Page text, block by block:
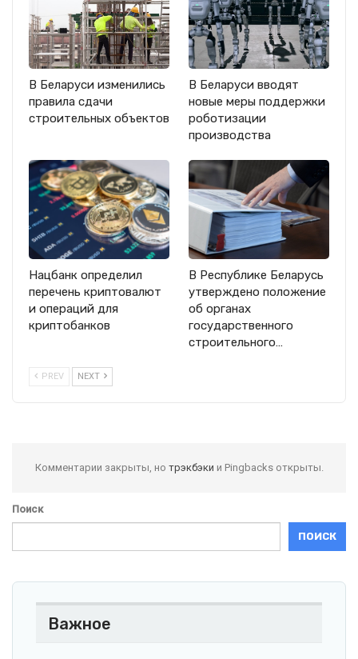
В Беларуси изменились
правила сдачи
строительных объектов
В Беларуси вводят
новые меры поддержки
роботизации
производства
Нацбанк определил
перечень криптовалют
и операций для
криптобанков
В Республике Беларусь
утверждено положение
об органах
государственного
строительного…
PREV NEXT
Комментарии закрыты, но трэкбэки и Pingbacks открыты.
Поиск
ПОИСК
Важное